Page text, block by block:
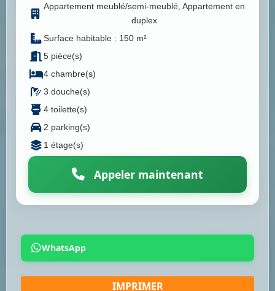
Appartement meublé/semi-meublé, Appartement en
duplex
Surface habitable : 150 m²
5 pièce(s)
4 chambre(s)
3 douche(s)
4 toilette(s)
2 parking(s)
1 étage(s)
Appeler maintenant
WhatsApp